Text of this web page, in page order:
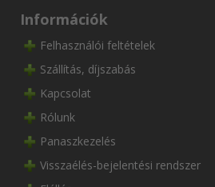
Információk
Felhasználói feltételek
Szállítás, díjszabás
Kapcsolat
Rólunk
Panaszkezelés
Visszaélés-bejelentési rendszer